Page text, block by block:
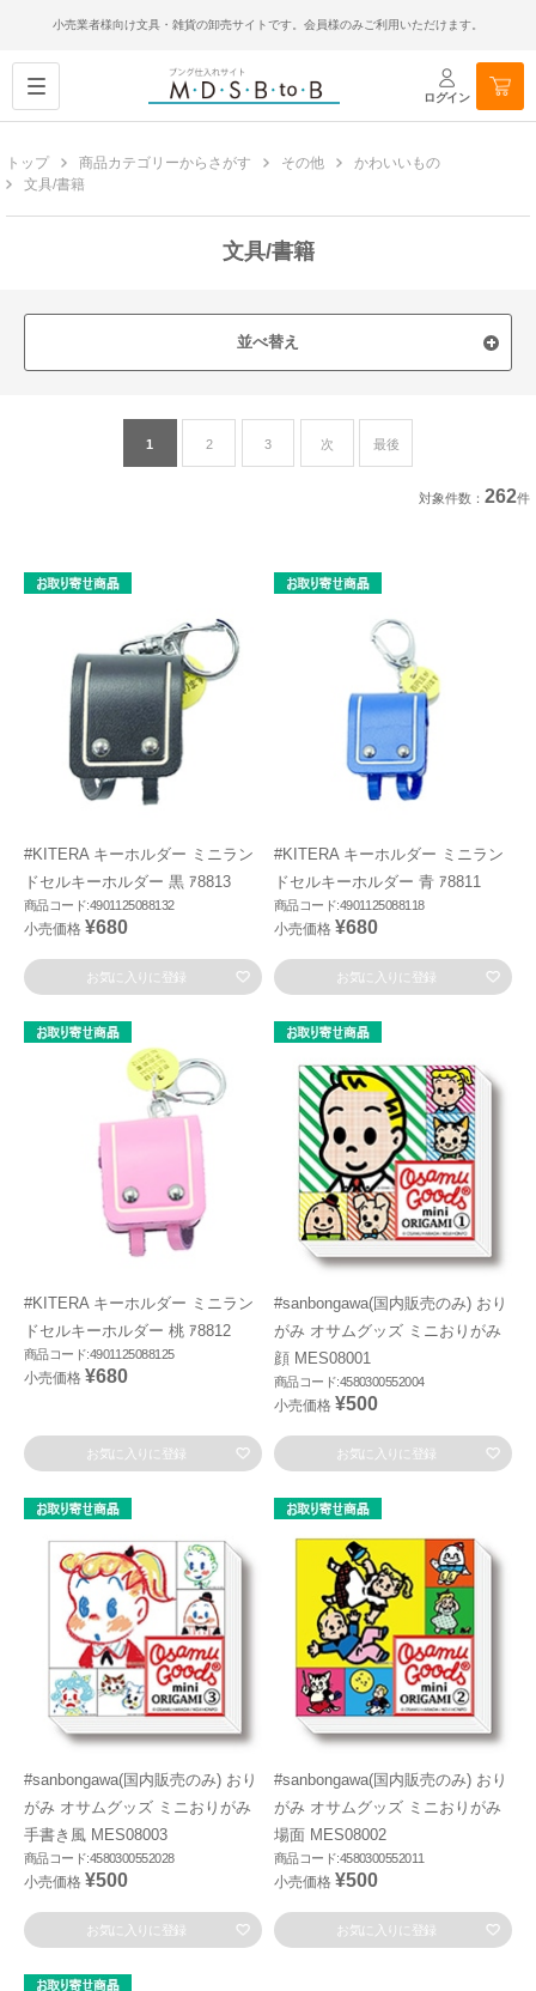
小売業者様向け文具・雑貨の卸売サイトです。会員様のみご利用いただけます。
ログイン
トップ 商品カテゴリーからさがす その他
かわいいもの
文具/書籍
文具/書籍
並べ替え
1 2 3 次 最後
対象件数： 262件
#KITERA キーホルダー ミニラン
ドセルキーホルダー 黒 ｱ8813
商品コード:4901125088132
小売価格 ¥680
お気に入りに登録
#KITERA キーホルダー ミニラン
ドセルキーホルダー 青 ｱ8811
商品コード:4901125088118
小売価格 ¥680
お気に入りに登録
#KITERA キーホルダー ミニラン
ドセルキーホルダー 桃 ｱ8812
商品コード:4901125088125
小売価格 ¥680
お気に入りに登録
#sanbongawa(国内販売のみ) おり
がみ オサムグッズ ミニおりがみ
顔 MES08001
商品コード:4580300552004
小売価格 ¥500
お気に入りに登録
#sanbongawa(国内販売のみ) おり
がみ オサムグッズ ミニおりがみ
手書き風 MES08003
商品コード:4580300552028
小売価格 ¥500
お気に入りに登録
#sanbongawa(国内販売のみ) おり
がみ オサムグッズ ミニおりがみ
場面 MES08002
商品コード:4580300552011
小売価格 ¥500
お気に入りに登録